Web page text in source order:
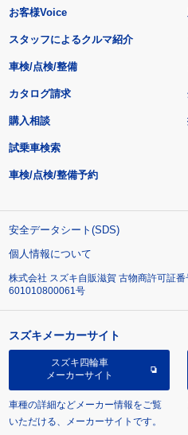
お客様Voice
スタッフによるクルマ紹介
車検/点検/整備
カタログ請求
購入相談
試乗車検索
車検/点検/整備予約
安全データシート(SDS)
個人情報について
株式会社 スズキ自販滋賀 古物商許可証
601010800061号
スズキメーカーサイト
スズキ四輪車
メーカーサイト
車種の詳細などメーカー情報をご覧
いただける、メーカーサイトです。